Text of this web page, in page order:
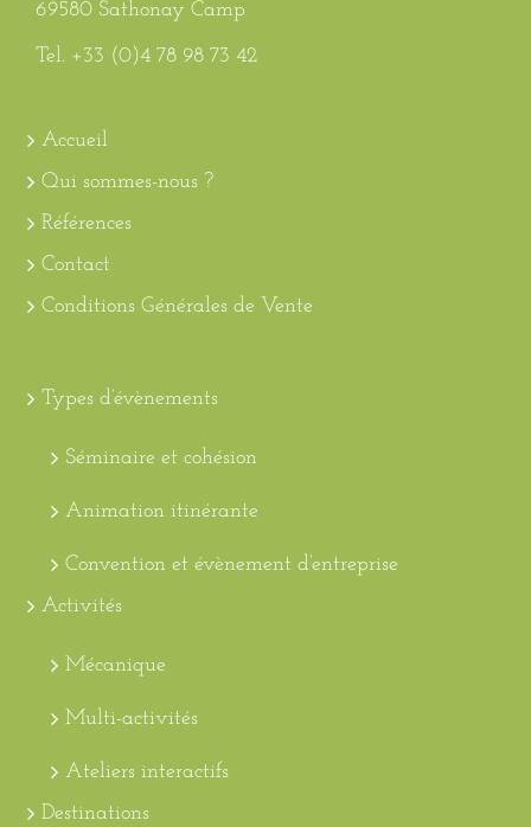
69580 Sathonay Camp
Tel. +33 (0)4 78 98 73 42
Accueil
Qui sommes-nous ?
Références
Contact
Conditions Générales de Vente
Types d’évènements
Séminaire et cohésion
Animation itinérante
Convention et évènement d’entreprise
Activités
Mécanique
Multi-activités
Ateliers interactifs
Destinations